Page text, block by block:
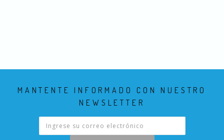
MANTENTE INFORMADO CON NUESTRO
NEWSLETTER